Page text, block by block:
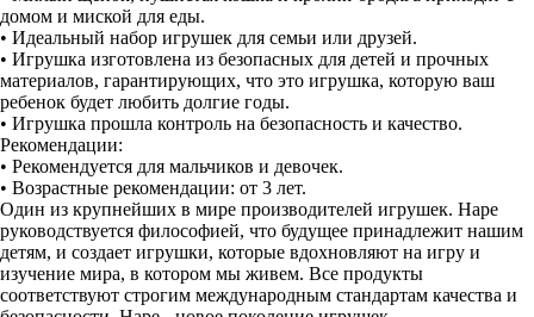
домом и миской для еды.
• Идеальный набор игрушек для семьи или друзей.
• Игрушка изготовлена из безопасных для детей и прочных
материалов, гарантирующих, что это игрушка, которую ваш
ребенок будет любить долгие годы.
• Игрушка прошла контроль на безопасность и качество.
Рекомендации:
• Рекомендуется для мальчиков и девочек.
• Возрастные рекомендации: от 3 лет.
Один из крупнейших в мире производителей игрушек. Hape
руководствуется философией, что будущее принадлежит нашим
детям, и создает игрушки, которые вдохновляют на игру и
изучение мира, в котором мы живем. Все продукты
соответствуют строгим международным стандартам качества и